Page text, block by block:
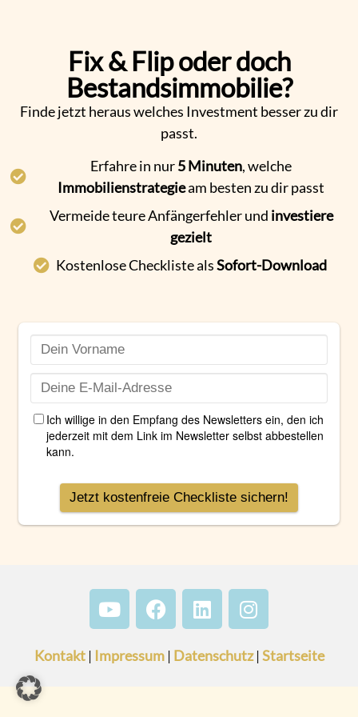
Fix & Flip oder doch
Bestandsimmobilie?
Finde jetzt heraus welches Investment besser zu dir
passt.
Erfahre in nur5 Minuten, welche
Immobilienstrategieam besten zu dir passt
Vermeide teure Anfängerfehler und investiere
gezielt
Kostenlose Checkliste alsSofort-Download
Kontakt| Impressum| Datenschutz|Startseite